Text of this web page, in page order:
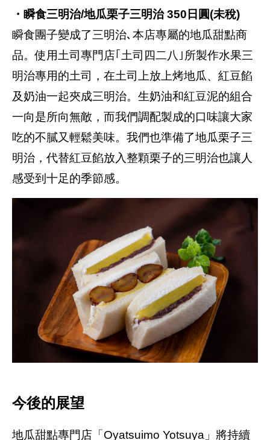
・瞬食三明治/地瓜栗子三明治 350日圓(未稅)
瞬食團子變成了三明治､本店專屬的地瓜甜點商
品。使用土司專門店｢土司四二八｣所製作水果三
明治專用的土司，在土司上放上烤地瓜、紅豆餡
及奶油一起夾成三明治。生奶油和紅豆泥的組合
一向是所向無敵，而我們調配製成的口味讓大家
吃的不膩又輕鬆美味。我們也準備了地瓜栗子三
明治，代替紅豆餡放入整顆栗子的三明治也讓人
感受到十足的季節感。
今後的展望
地瓜甜點專門店「Oyatsuimo Yotsuya」將持續